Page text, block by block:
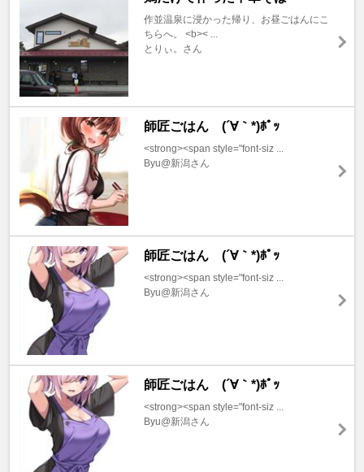
作並温泉に浸かった帰り、お昼ごはんにこ
ちらへ。 <b>< ...
とりぃ。さん
師匠ごはん (´∀｀*)ﾎﾟｯ
<strong><span style="font-siz ...
Byu@新潟さん
師匠ごはん (´∀｀*)ﾎﾟｯ
<strong><span style="font-siz ...
Byu@新潟さん
師匠ごはん (´∀｀*)ﾎﾟｯ
<strong><span style="font-siz ...
Byu@新潟さん